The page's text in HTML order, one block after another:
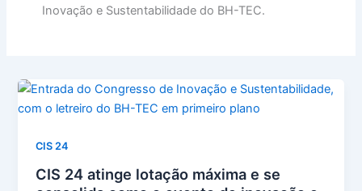
Inovação e Sustentabilidade do BH-TEC.
CIS 24
CIS 24 atinge lotação máxima e se